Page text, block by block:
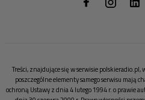
Treści, znajdujące się w serwisie polskieradio.pl,
poszczególne elementy samego serwisu mają
ochroną Ustawy z dnia 4 lutego 1994 r. o prawie